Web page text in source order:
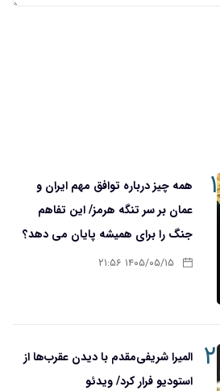
۱
همه چیز درباره توافق مهم ایران و
عمان بر سر تنگه هرمز/ این تفاهم
جنگ را برای همیشه پایان می دهد؟
۱۴۰۵/۰۵/۱۵ ۲۱:۵۶
۲
المیرا شریفی‌مقدم با دیدن عقرب‌ها از
استودیو فرار کرد/ ویدئو